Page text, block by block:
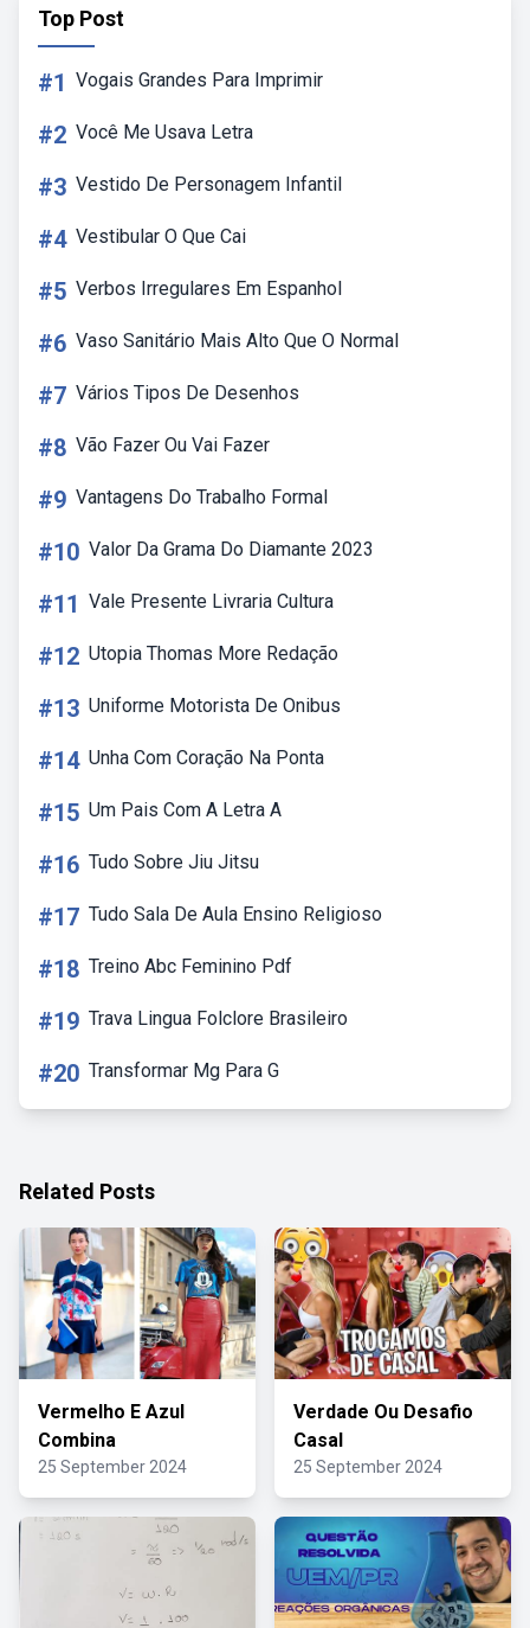
Top Post
#1 Vogais Grandes Para Imprimir
#2 Você Me Usava Letra
#3 Vestido De Personagem Infantil
#4 Vestibular O Que Cai
#5 Verbos Irregulares Em Espanhol
#6 Vaso Sanitário Mais Alto Que O Normal
#7 Vários Tipos De Desenhos
#8 Vão Fazer Ou Vai Fazer
#9 Vantagens Do Trabalho Formal
#10 Valor Da Grama Do Diamante 2023
#11 Vale Presente Livraria Cultura
#12 Utopia Thomas More Redação
#13 Uniforme Motorista De Onibus
#14 Unha Com Coração Na Ponta
#15 Um Pais Com A Letra A
#16 Tudo Sobre Jiu Jitsu
#17 Tudo Sala De Aula Ensino Religioso
#18 Treino Abc Feminino Pdf
#19 Trava Lingua Folclore Brasileiro
#20 Transformar Mg Para G
Related Posts
Vermelho E Azul
Combina
25 September 2024
Verdade Ou Desafio
Casal
25 September 2024